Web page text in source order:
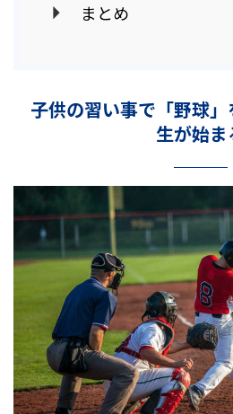
まとめ
子供の習い事で「野球
生が始ま